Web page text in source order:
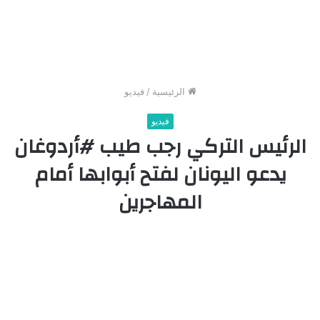
الرئيسية / فيديو
فيديو
الرئيس التركي رجب طيب #أردوغان
يدعو اليونان لفتح أبوابها أمام
المهاجرين